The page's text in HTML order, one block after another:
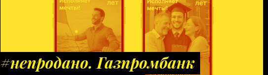
#непродано. Газпромбанк